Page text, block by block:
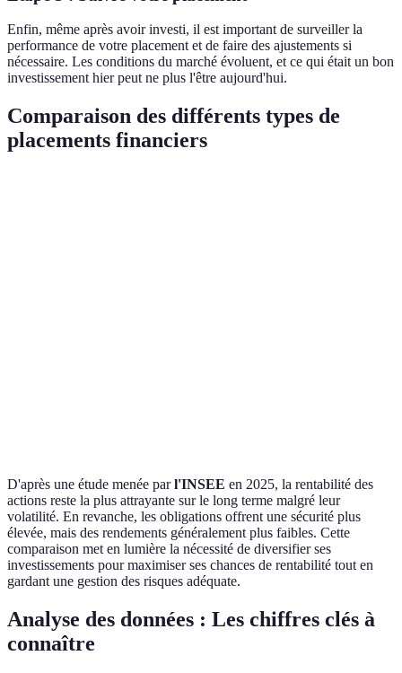
Enfin, même après avoir investi, il est important de surveiller la
performance de votre placement et de faire des ajustements si
nécessaire. Les conditions du marché évoluent, et ce qui était un bon
investissement hier peut ne plus l'être aujourd'hui.
Comparaison des différents types de
placements financiers
D'après une étude menée parl'INSEE en 2025, la rentabilité des
actions reste la plus attrayante sur le long terme malgré leur
volatilité. En revanche, les obligations offrent une sécurité plus
élevée, mais des rendements généralement plus faibles. Cette
comparaison met en lumière la nécessité de diversifier ses
investissements pour maximiser ses chances de rentabilité tout en
gardant une gestion des risques adéquate.
Analyse des données : Les chiffres clés à
connaître